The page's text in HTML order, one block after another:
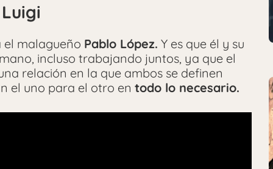
malagueño Pablo López. Y es que él y su
incluso trabajando juntos, ya que el
relación en la que ambos se definen
el uno para el otro en todo lo necesario.